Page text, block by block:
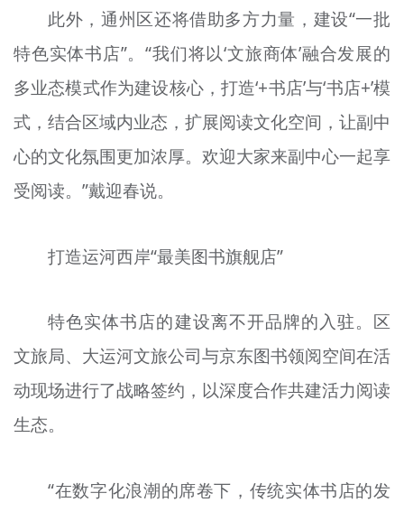
此外，通州区还将借助多方力量，建设“一批
特色实体书店”。“我们将以‘文旅商体’融合发展的
多业态模式作为建设核心，打造‘+书店’与‘书店+’模
式，结合区域内业态，扩展阅读文化空间，让副中
心的文化氛围更加浓厚。欢迎大家来副中心一起享
受阅读。”戴迎春说。
打造运河西岸“最美图书旗舰店”
特色实体书店的建设离不开品牌的入驻。区
文旅局、大运河文旅公司与京东图书领阅空间在活
动现场进行了战略签约，以深度合作共建活力阅读
生态。
“在数字化浪潮的席卷下，传统实体书店的发